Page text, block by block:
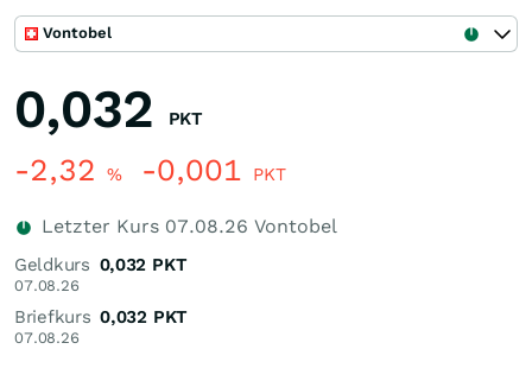
Vontobel
0,032 PKT
-2,32 % -0,001 PKT
Letzter Kurs 07.08.26 Vontobel
Geldkurs
07.08.26
0,032 PKT
Briefkurs
07.08.26
0,032 PKT